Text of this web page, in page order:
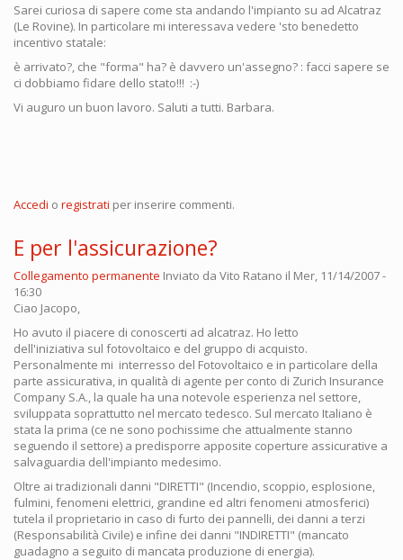
Sarei curiosa di sapere come sta andando l'impianto su ad Alcatraz
(Le Rovine). In particolare mi interessava vedere 'sto benedetto
incentivo statale:
è arrivato?, che "forma" ha? è davvero un'assegno? : facci sapere se
ci dobbiamo fidare dello stato!!! :-)
Vi auguro un buon lavoro. Saluti a tutti. Barbara.
Accedi o registrati per inserire commenti.
E per l'assicurazione?
Collegamento permanente Inviato da Vito Ratano il Mer, 11/14/2007 -
16:30
Ciao Jacopo,
Ho avuto il piacere di conoscerti ad alcatraz. Ho letto
dell'iniziativa sul fotovoltaico e del gruppo di acquisto.
Personalmente mi interresso del Fotovoltaico e in particolare della
parte assicurativa, in qualità di agente per conto di Zurich Insurance
Company S.A., la quale ha una notevole esperienza nel settore,
sviluppata soprattutto nel mercato tedesco. Sul mercato Italiano è
stata la prima (ce ne sono pochissime che attualmente stanno
seguendo il settore) a predisporre apposite coperture assicurative a
salvaguardia dell'impianto medesimo.
Oltre ai tradizionali danni "DIRETTI" (Incendio, scoppio, esplosione,
fulmini, fenomeni elettrici, grandine ed altri fenomeni atmosferici)
tutela il proprietario in caso di furto dei pannelli, dei danni a terzi
(Responsabilità Civile) e infine dei danni "INDIRETTI" (mancato
guadagno a seguito di mancata produzione di energia).